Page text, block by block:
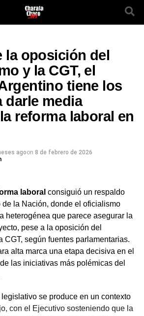
la oposición del
y la CGT, el
tiene los
darle media
reforma laboral en
agoon 8 de febrero de 2026
laboral consiguió un respaldo
la Nación, donde el oficialismo
heterogénea que parece asegurar la
pese a la oposición del
CGT, según fuentes parlamentarias.
alta marca una etapa decisiva en el
las iniciativas más polémicas del
se produce en un contexto
con el Ejecutivo sosteniendo que la